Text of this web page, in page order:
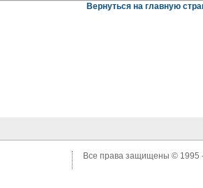
Вернуться на главную
Все права защищены © 1995